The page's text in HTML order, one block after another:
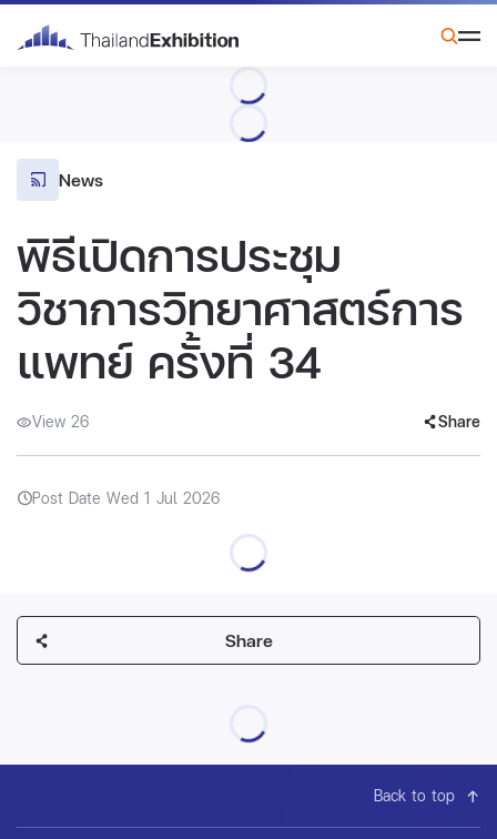
News
พิธีเปิดการประชุม
วิชาการวิทยาศาสตร์การ
แพทย์ ครั้งที่ 34
View 26 Share
Post Date Wed 1 Jul 2026
Share
Back to top